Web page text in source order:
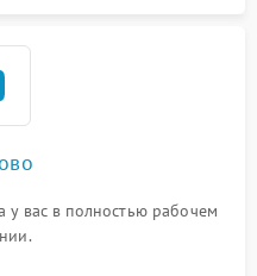
у вас в полностью рабочем